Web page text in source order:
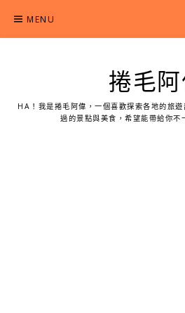
content
MENU
捲毛
HA！我是捲毛阿偉，一個喜歡探索各地的旅
過的景點與美食，希望能帶給你不